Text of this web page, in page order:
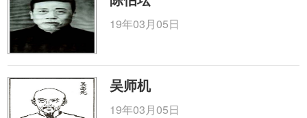
19年03月05日
吴师机
19年03月05日